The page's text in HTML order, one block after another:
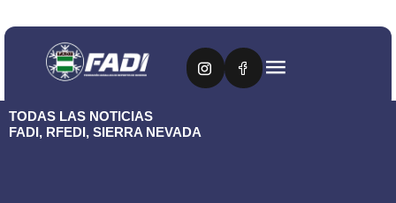
TODAS LAS NOTICIAS
FADI, RFEDI, SIERRA NEVADA